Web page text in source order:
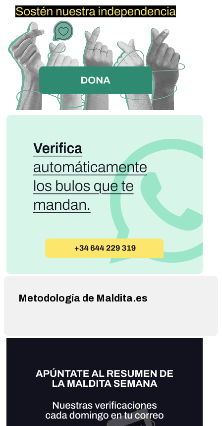
Metodología de Maldita.es